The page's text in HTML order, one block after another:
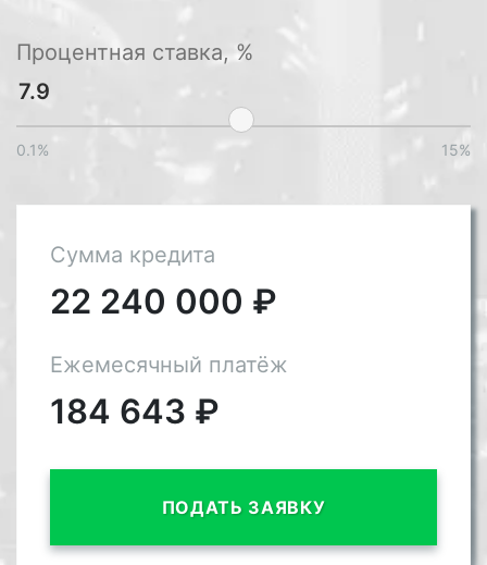
Процентная ставка, %
0.1% 15%
Сумма кредита
22 240 000 ₽
Ежемесячный платёж
184 643 ₽
ПОДАТЬ ЗАЯВКУ